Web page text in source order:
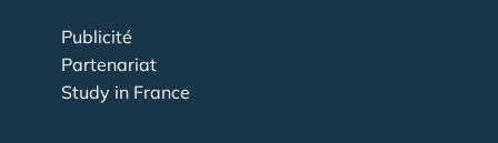
Publicité
Partenariat
Study in France